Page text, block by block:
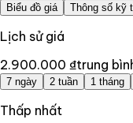
Biểu đồ giá Thông số kỹ
Lịch sử giá
2.900.000 ₫trung
7 ngày 2 tuần 1 tháng
Thấp nhất